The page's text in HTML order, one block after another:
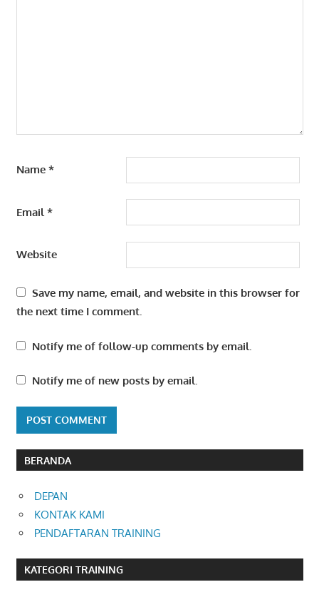
Name *
Email *
Website
Save my name, email, and website in this browser for
the next time I comment.
Notify me of follow-up comments by email.
Notify me of new posts by email.
BERANDA
DEPAN
KONTAK KAMI
PENDAFTARAN TRAINING
KATEGORI TRAINING